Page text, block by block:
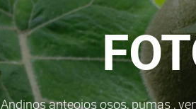
Andinos anteojos osos, pumas ,